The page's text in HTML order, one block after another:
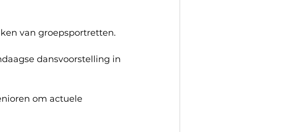
van groepsportretten.
dansvoorstelling in
om actuele